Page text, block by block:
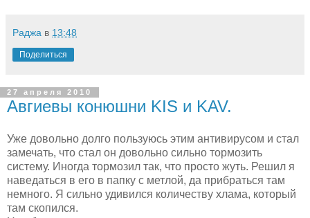
Раджа в 13:48
Поделиться
27 апреля 2010
Авгиевы конюшни KIS и KAV.
Уже довольно долго пользуюсь этим антивирусом и стал
замечать, что стал он довольно сильно тормозить
систему. Иногда тормозил так, что просто жуть. Решил я
наведаться в его в папку с метлой, да прибраться там
немного. Я сильно удивился количеству хлама, который
там скопился.